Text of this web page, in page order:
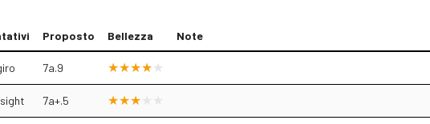
Proposto Bellezza Note
7a.9
7a+.5